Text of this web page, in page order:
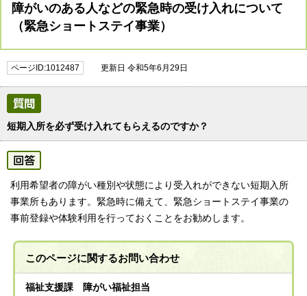
障がいのある人などの緊急時の受け入れについて
（緊急ショートステイ事業）
ページID:1012487 更新日 令和5年6月29日
短期入所を必ず受け入れてもらえるのですか？
利用希望者の障がい種別や状態により受入れができない短期入所
事業所もあります。緊急時に備えて、緊急ショートステイ事業の
事前登録や体験利用を行っておくことをお勧めします。
このページに関するお問い合わせ
福祉支援課 障がい福祉担当